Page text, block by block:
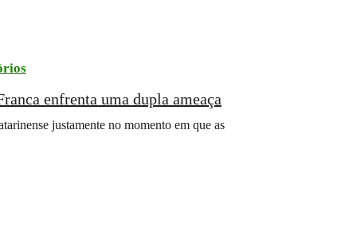
enfrenta uma dupla ameaça
justamente no momento em que as